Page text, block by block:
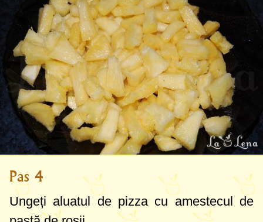
Pas 4
Ungeți aluatul de pizza cu amestecul de